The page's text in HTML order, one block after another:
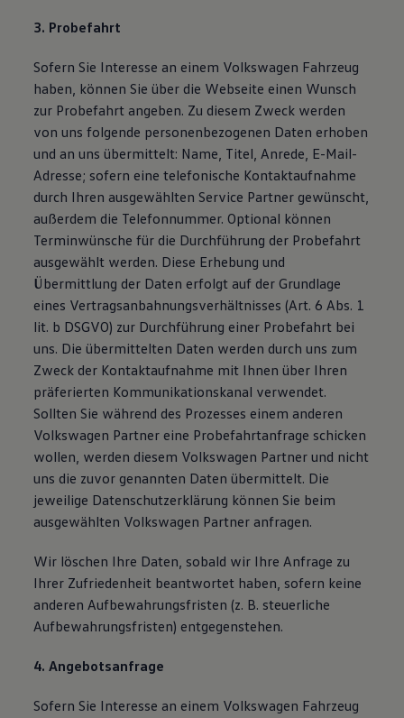
3. Probefahrt
Sofern Sie Interesse an einem Volkswagen Fahrzeug
haben, können Sie über die Webseite einen Wunsch
zur Probefahrt angeben. Zu diesem Zweck werden
von uns folgende personenbezogenen Daten erhoben
und an uns übermittelt: Name, Titel, Anrede, E-Mail-
Adresse; sofern eine telefonische Kontaktaufnahme
durch Ihren ausgewählten Service Partner gewünscht,
außerdem die Telefonnummer. Optional können
Terminwünsche für die Durchführung der Probefahrt
ausgewählt werden. Diese Erhebung und
Übermittlung der Daten erfolgt auf der Grundlage
eines Vertragsanbahnungsverhältnisses (Art. 6 Abs. 1
lit. b DSGVO) zur Durchführung einer Probefahrt bei
uns. Die übermittelten Daten werden durch uns zum
Zweck der Kontaktaufnahme mit Ihnen über Ihren
präferierten Kommunikationskanal verwendet.
Sollten Sie während des Prozesses einem anderen
Volkswagen Partner eine Probefahrtanfrage schicken
wollen, werden diesem Volkswagen Partner und nicht
uns die zuvor genannten Daten übermittelt. Die
jeweilige Datenschutzerklärung können Sie beim
ausgewählten Volkswagen Partner anfragen.
Wir löschen Ihre Daten, sobald wir Ihre Anfrage zu
Ihrer Zufriedenheit beantwortet haben, sofern keine
anderen Aufbewahrungsfristen (z. B. steuerliche
Aufbewahrungsfristen) entgegenstehen.
4. Angebotsanfrage
Sofern Sie Interesse an einem Volkswagen Fahrzeug